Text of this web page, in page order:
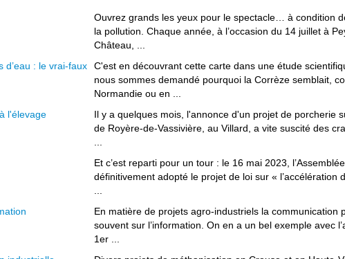
Ouvrez grands les yeux pour le spectacle… à condition
la pollution. Chaque année, à l’occasion du 14 juillet à
Château, ...
d’eau : le vrai-faux
C'est en découvrant cette carte dans une étude
nous sommes demandé pourquoi la Corrèze semblait,
Normandie ou en ...
l'élevage
Il y a quelques mois, l'annonce d'un projet de porcherie
de Royère-de-Vassivière, au Villard, a vite suscité des
Et c’est reparti pour un tour : le 16 mai 2023,
définitivement adopté le projet de loi sur « l’accélération
En matière de projets agro-industriels la communication
souvent sur l’information. On en a un bel exemple avec
1er ...